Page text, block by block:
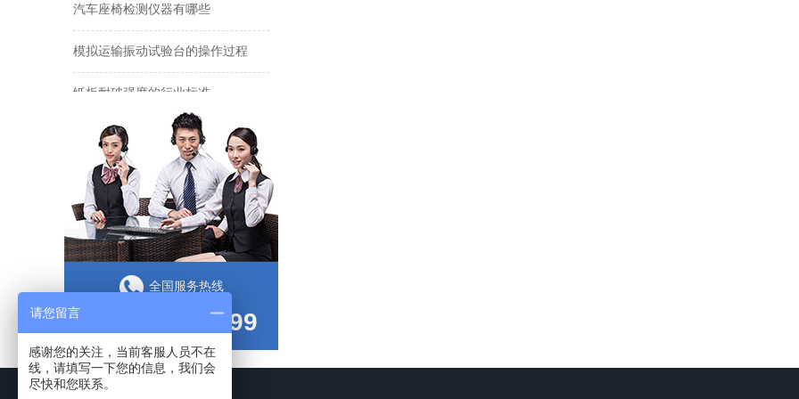
汽车座椅检测仪器有哪些
模拟运输振动试验台的操作过程
纸板耐破强度的行业标准
膳魔师多次合作海优测纸箱包装检测仪器
全国服务热线
133-9087-7599
请您留言
感谢您的关注，当前客服人员不在
线，请填写一下您的信息，我们会
尽快和您联系。